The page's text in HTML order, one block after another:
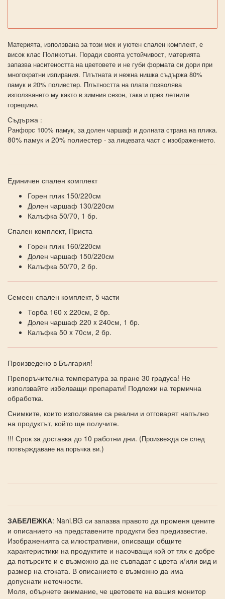
Материята, използвана за този мек и уютен спален комплект, е
висок клас Поликотън. Поради своята устойчивост, материята
запазва наситеността на цветовете и не губи формата си дори при
многократни изпирания. Плътната и нежна нишка съдържа 80%
памук и 20% полиестер. Плътността на плата позволява
използването му както в зимния сезон, така и през летните
горещини.
Съдържа :
Ранфорс 100% памук, за долен чаршаф и долната страна на плика.
80% памук и 20% полиестер - за лицевата част с изображението.
Единичен спален комплект
Горен плик 150/220см
Долен чаршаф 130/220см
Калъфка 50/70, 1 бр.
Спален комплект, Приста
Горен плик 160/220см
Долен чаршаф 150/220см
Калъфка 50/70, 2 бр.
Семеен спален комплект, 5 части
Торба 160 x 220см, 2 бр.
Долен чаршаф 220 x 240см, 1 бр.
Калъфка 50 x 70см, 2 бр.
Произведено в България!
Препоръчителна температура за пране 30 градуса! Не
използвайте избелващи препарати! Подлежи на термична
обработка.
Снимките, които използваме са реални и отговарят напълно
на продуктът, който ще получите.
!!! Срок за доставка до 10 работни дни. (Произвежда се след
потвърждаване на поръчка ви.)
ЗАБЕЛЕЖКА: Nani.BG си запазва правото да променя цените
и описанието на представените продукти без предизвестие.
Изображенията са илюстративни, описващи общите
характеристики на продуктите и насочващи кой от тях е добре
да потърсите и е възможно да не съвпадат с цвета и/или вид и
размер на стоката. В описанието е възможно да има
допуснати неточности.
Моля, обърнете внимание, че цветовете на вашия монитор